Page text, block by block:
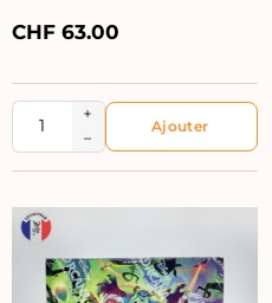
CHF 63.00
+
−